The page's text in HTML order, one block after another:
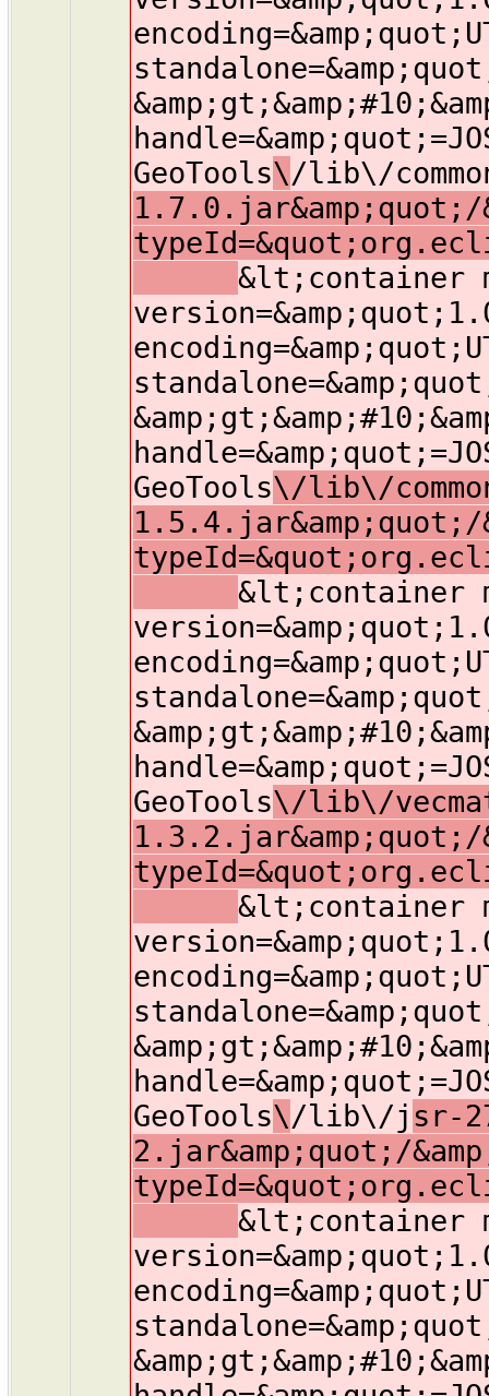
GeoTools\/lib\/
1.7.0.jar&amp;quot;/
&lt;container
GeoTools\/lib\/
1.5.4.jar&amp;quot;/
&lt;container
GeoTools\/lib\/
1.3.2.jar&amp;quot;/
&lt;container
GeoTools\/lib\/j sr-
2.jar&amp;quot;/
&lt;container